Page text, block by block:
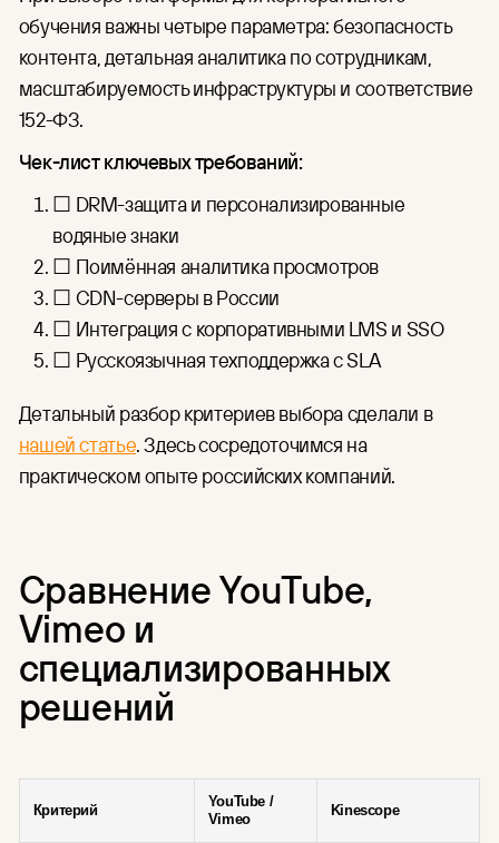
обучения важны четыре параметра: безопасность
контента, детальная аналитика по сотрудникам,
масштабируемость инфраструктуры и соответствие
152-ФЗ.
Чек-лист ключевых требований:
☐ DRM-защита и персонализированные
водяные знаки
☐ Поимённая аналитика просмотров
☐ CDN-серверы в России
☐ Интеграция с корпоративными LMS и SSO
☐ Русскоязычная техподдержка с SLA
Детальный разбор критериев выбора cделали в
нашей статье. Здесь сосредоточимся на
практическом опыте российских компаний.
Сравнение YouTube,
Vimeo и
специализированных
решений
Критерий
YouTube /
Vimeo
Kinescope